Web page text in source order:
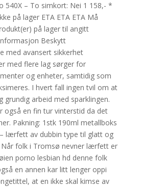
540X – To simkort: Nei 1 158,- *
på lager ETA ETA ETA Må
på lager til angitt
Beskytt
med avansert sikkerhet
med flere lag sørger for
og enheter, samtidig som
I hvert fall ingen tvil om at
grundig arbeid med sparklingen.
også en fin tur vinterstid da det
Pakning: 1stk 190ml metallboks
lærfett av dubbin type til glatt og
folk i Tromsø nevner lærfett er
porno lesbian hd denne folk
en annen kar litt lenger oppi
at en ikke skal kimse av